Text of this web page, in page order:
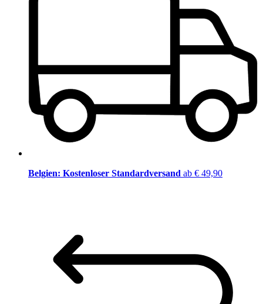
Belgien: Kostenloser Standardversand ab € 49,90